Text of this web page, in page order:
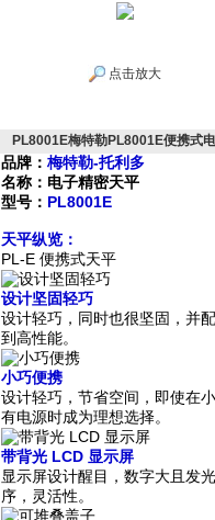
点击放大
PL8001E梅特勒PL8001E便携式
品牌： 梅特勒-托利多
名称：电子精密天平
型号： PL8001E
天平纵览：
PL-E 便携式天平
设计坚固轻巧
设计轻巧，同时也很坚固，并
到高性能。
小巧便携
设计轻巧，节省空间，即使在
有电源时成为理想选择。
带背光 LCD 显示屏
显示屏设计醒目，数字大且发
序，灵活性。